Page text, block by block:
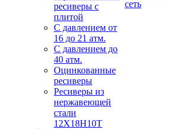
ресиверы с
плитой
С давлением от
16 до 21 атм.
С давлением до
40 атм.
Оцинкованные
ресиверы
Ресиверы из
нержавеющей
стали
12Х18Н10Т
сеть